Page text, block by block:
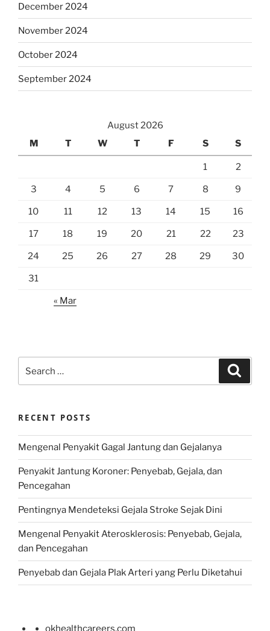
December 2024
November 2024
October 2024
September 2024
August 2026
M
T W T F S S
1 2
3 4 5 6 7 8 9
10 11 12 13 14 15 16
17 18 19 20 21 22 23
24 25 26 27 28 29 30
31
« Mar
for:
RECENT POSTS
Mengenal Penyakit Gagal Jantung dan Gejalanya
Penyakit Jantung Koroner: Penyebab, Gejala, dan
Pencegahan
Pentingnya Mendeteksi Gejala Stroke Sejak Dini
Mengenal Penyakit Aterosklerosis: Penyebab, Gejala,
dan Pencegahan
Penyebab dan Gejala Plak Arteri yang Perlu Diketahui
okhealthcareers.com